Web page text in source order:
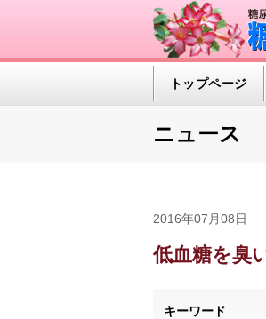
トップページ
ニュース
2016年07月08日
低血糖を臭
キーワード